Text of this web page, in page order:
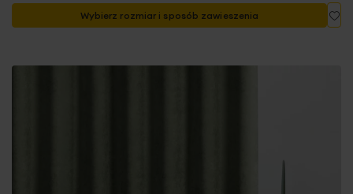
Wybierz rozmiar i sposób zawieszenia